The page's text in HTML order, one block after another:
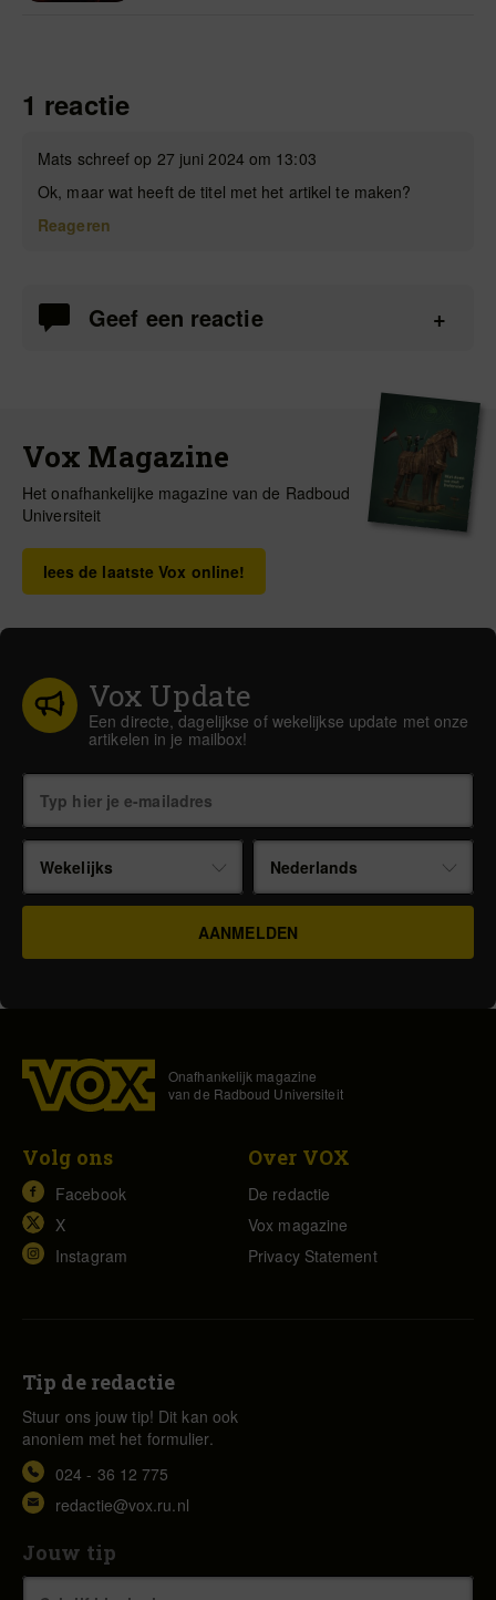
1 reactie
Mats schreef op 27 juni 2024 om 13:03
Ok, maar wat heeft de titel met het artikel te maken?
Reageren
Geef een reactie
Vox Magazine
Het onafhankelijke magazine van de Radboud
Universiteit
lees de laatste Vox online!
Vox Update
Een directe, dagelijkse of wekelijkse update met onze
artikelen in je mailbox!
Wekelijks Nederlands
Onafhankelijk magazine
van de Radboud Universiteit
Volg ons
Facebook
X
Instagram
Over VOX
De redactie
Vox magazine
Privacy Statement
Tip de redactie
Stuur ons jouw tip! Dit kan ook
anoniem met het formulier.
024 - 36 12 775
redactie@vox.ru.nl
Jouw tip